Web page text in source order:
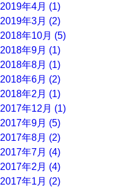
2019年4月 (1)
2019年3月 (2)
2018年10月 (5)
2018年9月 (1)
2018年8月 (1)
2018年6月 (2)
2018年2月 (1)
2017年12月 (1)
2017年9月 (5)
2017年8月 (2)
2017年7月 (4)
2017年2月 (4)
2017年1月 (2)